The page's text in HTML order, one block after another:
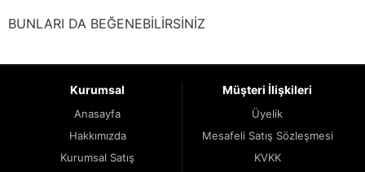
BUNLARI DA BEĞENEBİLİRSİNİZ
Kurumsal
Anasayfa
Hakkımızda
Kurumsal Satış
Müşteri İlişkileri
Üyelik
Mesafeli Satış Sözleşmesi
KVKK